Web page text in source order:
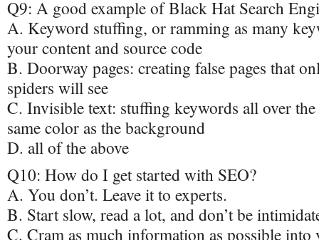
Q9: A good example of Black Hat Search
A. Keyword stuffing, or ramming as many
your content and source code
B. Doorway pages: creating false pages that
spiders will see
C. Invisible text: stuffing keywords all over
same color as the background
D. all of the above
Q10: How do I get started with SEO?
A. You don’t. Leave it to experts.
B. Start slow, read a lot, and don’t be
C. Cram as much information as possible